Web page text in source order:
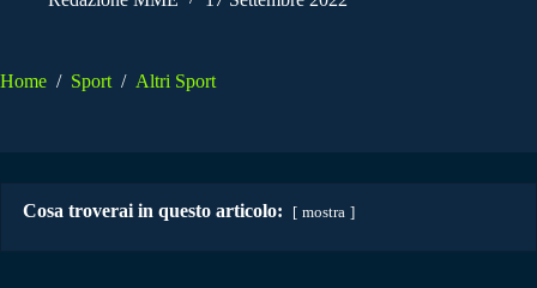
Home / Sport / Altri Sport
Cosa troverai in questo articolo: mostra